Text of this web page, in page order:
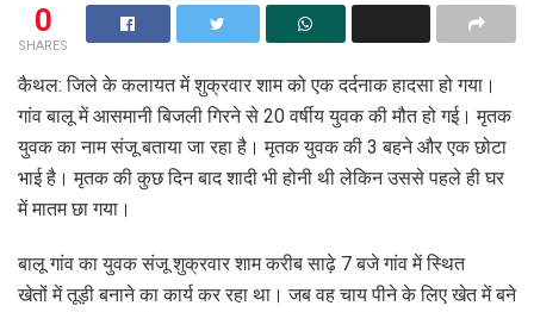
0
SHARES
कैथल: जिले के कलायत में शुक्रवार शाम को एक दर्दनाक हादसा हो गया।
गांव बालू में आसमानी बिजली गिरने से 20 वर्षीय युवक की मौत हो गई। मृतक
युवक का नाम संजू बताया जा रहा है। मृतक युवक की 3 बहने और एक छोटा
भाई है। मृतक की कुछ दिन बाद शादी भी होनी थी लेकिन उससे पहले ही घर
में मातम छा गया।
बालू गांव का युवक संजू शुक्रवार शाम करीब साढ़े 7 बजे गांव में स्थित
खेतों में तूड़ी बनाने का कार्य कर रहा था। जब वह चाय पीने के लिए खेत में बने